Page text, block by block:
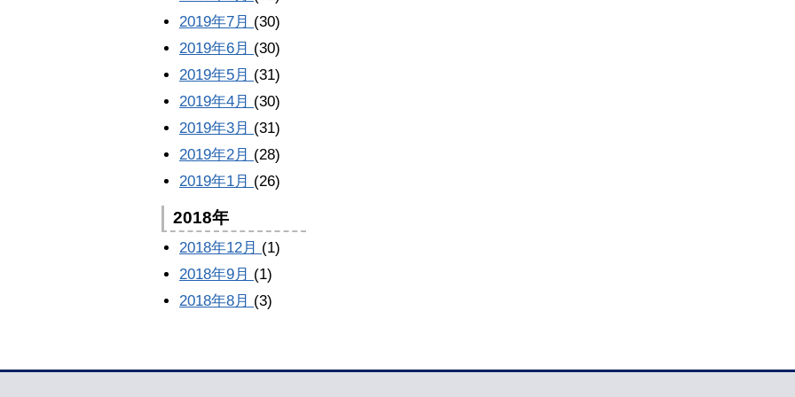
2019年7月 (30)
2019年6月 (30)
2019年5月 (31)
2019年4月 (30)
2019年3月 (31)
2019年2月 (28)
2019年1月 (26)
2018年
2018年12月 (1)
2018年9月 (1)
2018年8月 (3)